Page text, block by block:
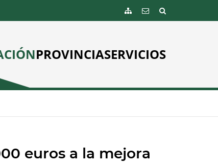
PROVINCIASERVICIOS
euros a la mejora